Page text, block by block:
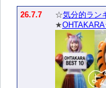
26.7.7 ☆気分的ラン
★